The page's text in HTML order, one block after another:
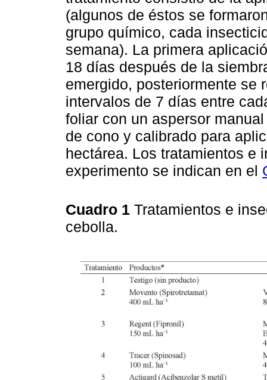
(algunos de éstos se
grupo químico, cada
semana). La primera
18 días después de la
emergido, posteriormente se
intervalos de 7 días entre
foliar con un aspersor
de cono y calibrado para
hectárea. Los tratamientos e
experimento se indican en el
Cuadro 1 Tratamientos e
cebolla.